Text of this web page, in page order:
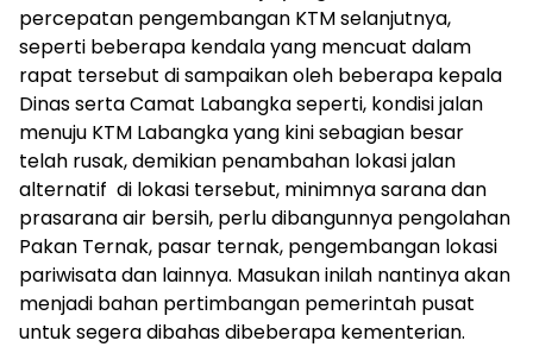
percepatan pengembangan KTM selanjutnya,
seperti beberapa kendala yang mencuat dalam
rapat tersebut di sampaikan oleh beberapa kepala
Dinas serta Camat Labangka seperti, kondisi jalan
menuju KTM Labangka yang kini sebagian besar
telah rusak, demikian penambahan lokasi jalan
alternatif di lokasi tersebut, minimnya sarana dan
prasarana air bersih, perlu dibangunnya pengolahan
Pakan Ternak, pasar ternak, pengembangan lokasi
pariwisata dan lainnya. Masukan inilah nantinya akan
menjadi bahan pertimbangan pemerintah pusat
untuk segera dibahas dibeberapa kementerian.